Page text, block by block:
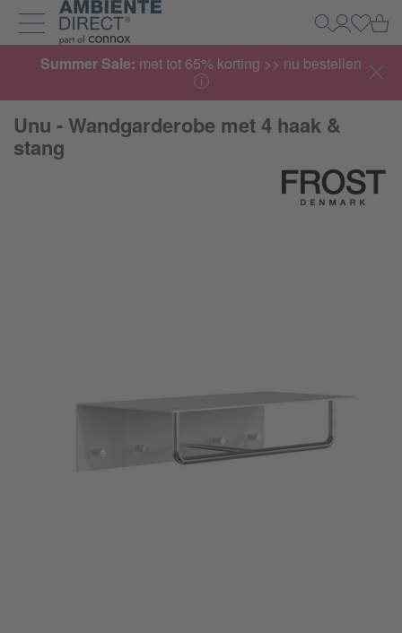
Home
Navigatie uit- en inklappen
Zoeken
Mijn
Summer Sale: met tot 65% korting >> nu bestellen
Unu - Wandgarderobe met 4 haak &
stang